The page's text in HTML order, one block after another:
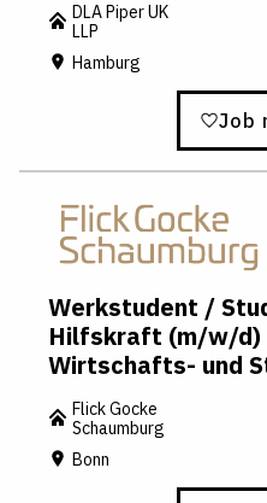
DLA Piper UK
LLP
Hamburg
Job
Werkstudent /
Hilfskraft (m/w/d)
Wirtschafts- und
Flick Gocke
Schaumburg
Bonn